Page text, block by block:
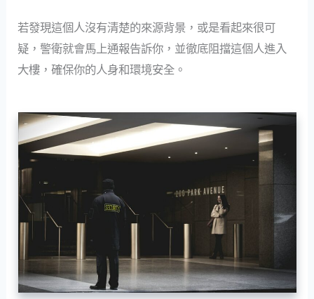
若發現這個人沒有清楚的來源背景，或是看起來很可
疑，警衛就會馬上通報告訴你，並徹底阻擋這個人進入
大樓，確保你的人身和環境安全。